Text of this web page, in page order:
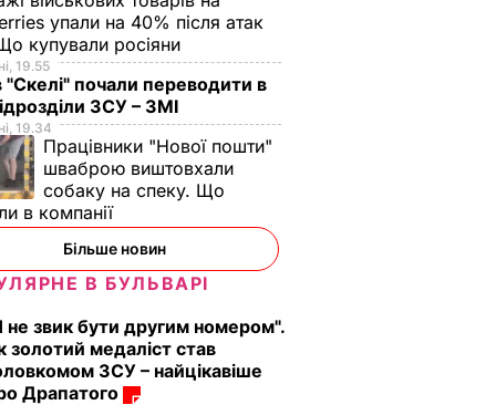
упали на 40% після атак
купували росіяни
19.55
"Скелі" почали переводити в
ЗСУ – ЗМІ
19.34
Працівники "Нової пошти"
шваброю виштовхали
собаку на спеку. Що
в компанії
Більше новин
В БУЛЬВАРІ
не звик бути другим номером".
золотий медаліст став
ЗСУ – найцікавіше
Драпатого